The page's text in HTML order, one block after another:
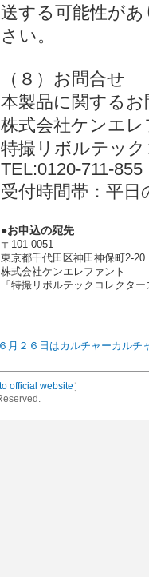
送する可能性が
さい。
（８）お問合せ
本製品に関する
株式会社ケンエ
特撮リボルテッ
TEL:0120-711-855
受付時間帯：平
●お申込の宛先
〒101-0051
東京都千代田区神田神保町2-20
株式会社ケンエレファント
「特撮リボルテックコレクタ
６月２６日はカルチャーカルチ
official website ］